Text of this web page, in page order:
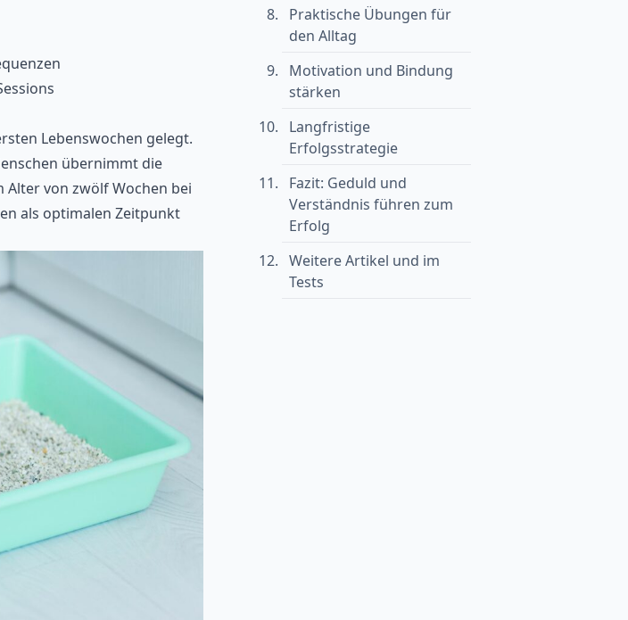
Lebenswochen gelegt.
übernimmt die
Alter von zwölf Wochen bei
als optimalen Zeitpunkt
Praktische Übungen für
den Alltag
Motivation und Bindung
stärken
Langfristige
Erfolgsstrategie
Fazit: Geduld und
Verständnis führen zum
Erfolg
Weitere Artikel und im
Tests